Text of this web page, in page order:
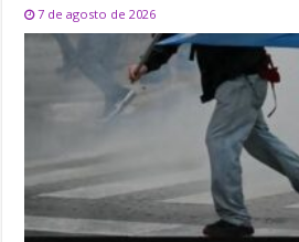
7 de agosto de 2026